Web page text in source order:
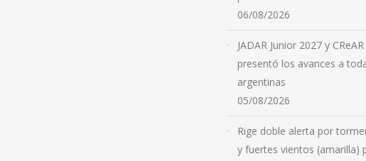
06/08/2026
JADAR Junior 2027 y
presentó los avances a
argentinas
05/08/2026
Rige doble alerta por
y fuertes vientos (amarilla)